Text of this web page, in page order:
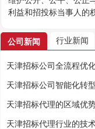
利益和招投标当事人的
公司新闻 行业新闻
天津招标公司全流程优
天津招标公司智能化转
天津招标代理的区域优
天津招标代理行业的技